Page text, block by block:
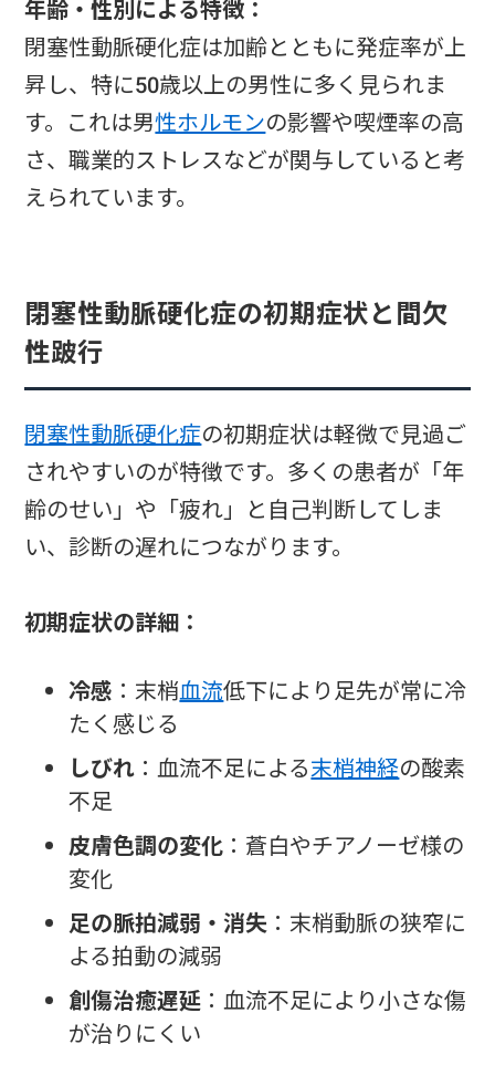
年齢・性別による特徴：
閉塞性動脈硬化症は加齢とともに発症率が上
昇し、特に50歳以上の男性に多く見られま
す。これは男性ホルモンの影響や喫煙率の高
さ、職業的ストレスなどが関与していると考
えられています。
閉塞性動脈硬化症の初期症状と間欠
性跛行
閉塞性動脈硬化症の初期症状は軽微で見過ご
されやすいのが特徴です。多くの患者が「年
齢のせい」や「疲れ」と自己判断してしま
い、診断の遅れにつながります。
初期症状の詳細：
冷感 ：末梢血流低下により足先が常に冷
たく感じる
しびれ ：血流不足による末梢神経の酸素
不足
皮膚色調の変化 ：蒼白やチアノーゼ様の
変化
足の脈拍減弱・消失 ：末梢動脈の狭窄に
よる拍動の減弱
創傷治癒遅延 ：血流不足により小さな傷
が治りにくい